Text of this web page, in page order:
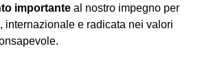
importante al nostro impegno per
internazionale e radicata nei valori